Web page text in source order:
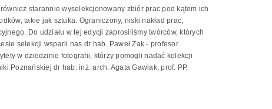
starannie wyselekcjonowany zbiór prac pod kątem ich
takie jak sztuka. Ograniczony, niski nakład prac,
Do udziału w tej edycji zaprosiliśmy twórców, których
selekcji wsparli nas dr hab. Paweł Żak - profesor
w dziedzinie fotografii, którzy pomogli nadać kolekcji
Poznańskiej dr hab. inż. arch. Agata Gawlak, prof. PP,